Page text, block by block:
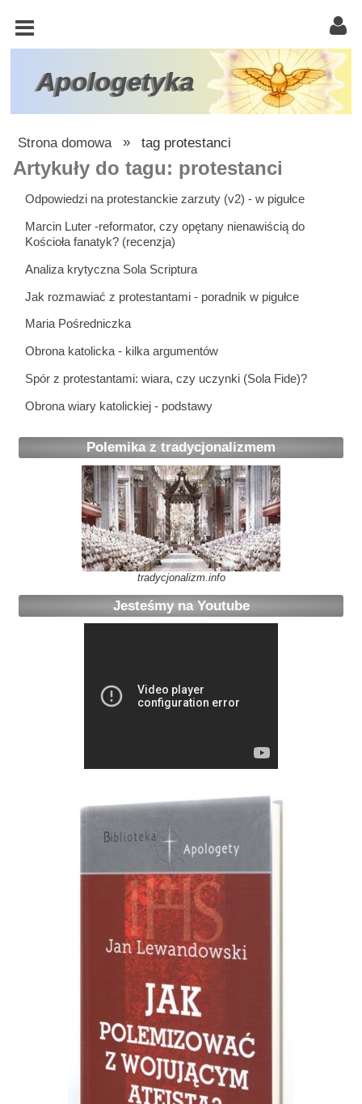
Apologetyka
KOŚCIÓŁ
KATOLICKI
TRÓJCA
ŚWIĘTA
ATEIZM
ŚWIADKOWIE
JEHOWY
OBRONIE
WIARY
INNE
Strona domowa » tag protestanci
Polemika z tradycjonalizmem
tradycjonalizm.info
Jesteśmy na Youtube
Artykuły do tagu: protestanci
Odpowiedzi na protestanckie zarzuty (v2) - w pigułce
Marcin Luter -reformator, czy opętany nienawiścią do
Kościoła fanatyk? (recenzja)
Analiza krytyczna Sola Scriptura
Jak rozmawiać z protestantami - poradnik w pigułce
Maria Pośredniczka
Obrona katolicka - kilka argumentów
Spór z protestantami: wiara, czy uczynki (Sola Fide)?
Obrona wiary katolickiej - podstawy